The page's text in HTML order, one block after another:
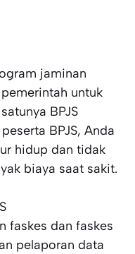
jaminan
untuk
BPJS
BPJS, Anda
hidup dan tidak
biaya saat sakit.
faskes dan faskes
pelaporan data